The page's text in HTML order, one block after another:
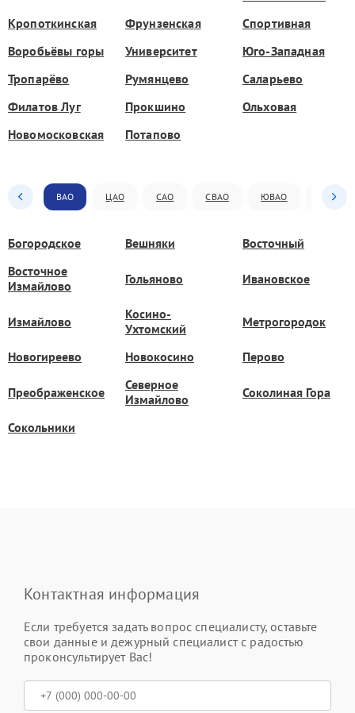
Кропоткинская
Фрунзенская
Спортивная
Воробьёвы горы
Университет
Юго-Западная
Тропарёво
Румянцево
Саларьево
Филатов Луг
Прокшино
Ольховая
Новомосковская
Потапово
ВАО ЦАО САО СВАО ЮВАО ЮАО
Богородское Вешняки
Восточный
Восточное
Измайлово
Гольяново Ивановское
Измайлово
Косино-
Ухтомский
Метрогородок
Новогиреево Новокосино Перово
Преображенское
Северное
Измайлово
Соколиная Гора
Сокольники
Контактная информация
Если требуется задать вопрос специалисту, оставьте
свои данные и дежурный специалист с радостью
проконсультирует Вас!